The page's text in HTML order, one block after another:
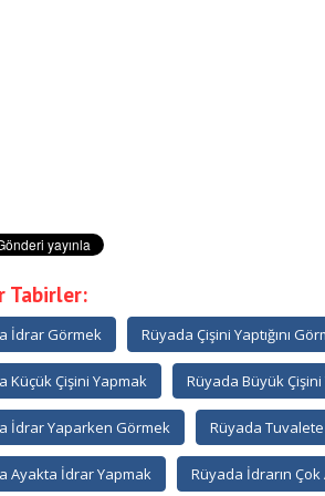
Tabirler:
İdrar Görmek Rüyada Çişini Yaptığını
Küçük Çişini Yapmak Rüyada Büyük
İdrar Yaparken Görmek Rüyada
Ayakta İdrar Yapmak Rüyada İdrarın Çok